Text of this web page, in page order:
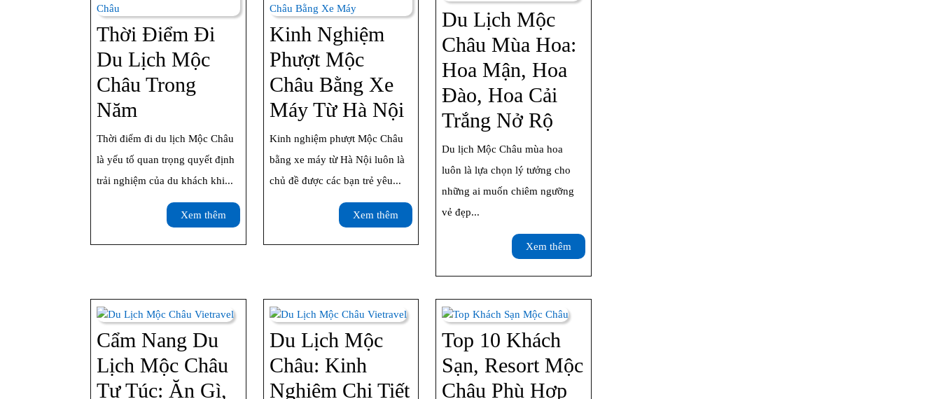
Thời Điểm Đi
Du Lịch Mộc
Châu Trong
Năm
Điểm
Đi
Du
Lịch
Mộc
Năm
Thời điểm đi du lịch Mộc Châu
là yếu tố quan trọng quyết định
trải nghiệm của du khách khi...
Xem thêmXem
thêm
Kinh Nghiệm
Phượt Mộc
Châu Bằng Xe
Máy Từ Hà Nội Kinh
Nghiệm
Phượt
Châu
Bằng
Từ
Kinh nghiệm phượt Mộc Châu
bằng xe máy từ Hà Nội luôn là
chủ đề được các bạn trẻ yêu...
Xem thêm
thêm
Du Lịch Mộc
Châu Mùa Hoa:
Hoa Mận, Hoa
Đào, Hoa Cải
Trắng Nở Rộ
Lịch
Mộc
Châu
Hoa:
Hoa
Mận,
Hoa
Đào,
Hoa
Du lịch Mộc Châu mùa hoa
luôn là lựa chọn lý tưởng cho
những ai muốn chiêm ngưỡng
vẻ đẹp...
Xem thêmXem
thêm
Cẩm Nang Du
Lịch Mộc Châu
Tự Túc: Ăn Gì,
Du Lịch Mộc
Châu: Kinh
Nghiệm Chi Tiết
Top 10 Khách
Sạn, Resort Mộc
Châu Phù Hợp